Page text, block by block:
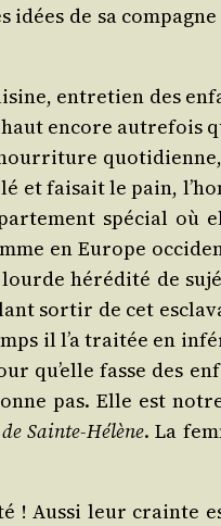
de sa
entre­tien des
encore autre­fois
et fai­sait le pain,
spé­cial où
en Europe
héré­di­té de
sor­tir de cet
il l’a trai­tée en
qu’elle fasse des
pas. Elle est
Sainte-Hélène. La
! Aus­si leur crainte